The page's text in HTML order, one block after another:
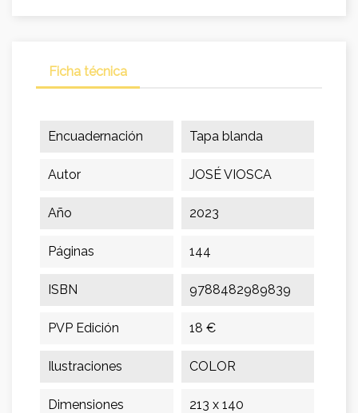
Ficha técnica
Encuadernación Tapa blanda
Autor JOSÉ VIOSCA
Año 2023
Páginas 144
ISBN 9788482989839
PVP Edición 18 €
Ilustraciones COLOR
Dimensiones 213 x 140